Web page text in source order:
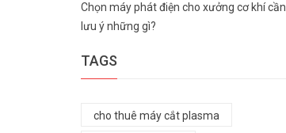
Chọn máy phát điện cho xưởng cơ khí cần
lưu ý những gì?
TAGS
cho thuê máy cắt plasma